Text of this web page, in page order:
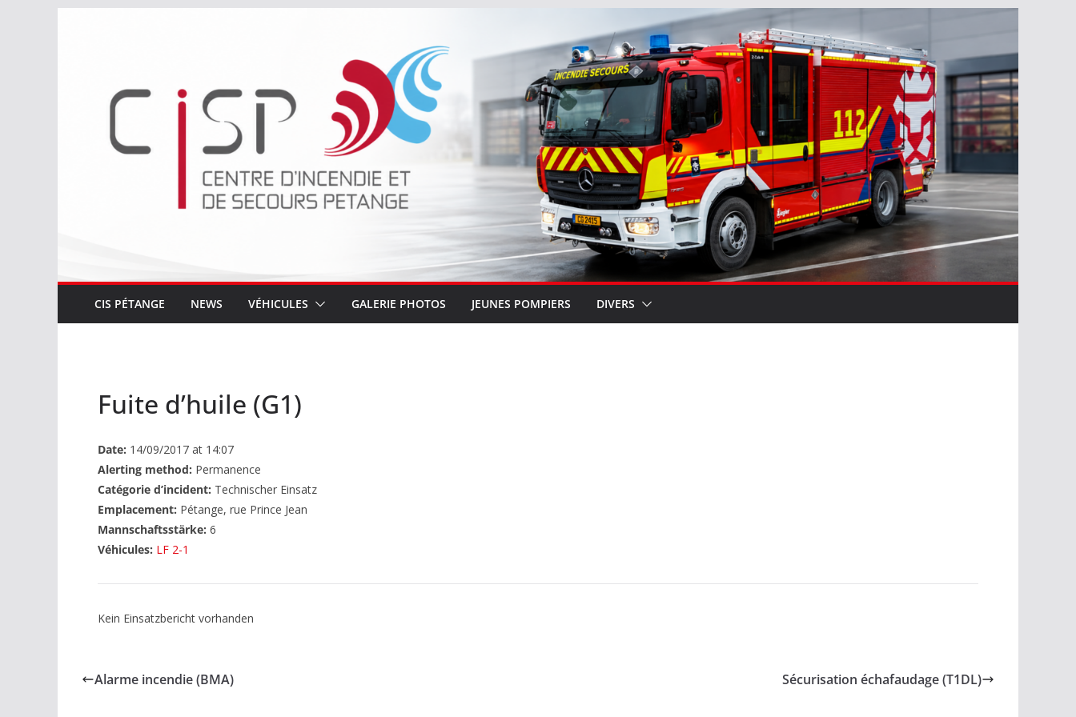
CIS PÉTANGE NEWS VÉHICULES GALERIE PHOTOS JEUNES POMPIERS DIVERS
Fuite d’huile (G1)
Date: 14/09/2017 at 14:07
Alerting method: Permanence
Catégorie d’incident: Technischer Einsatz
Emplacement: Pétange, rue Prince Jean
Mannschaftsstärke: 6
Véhicules: LF 2-1
Kein Einsatzbericht vorhanden
Alarme incendie (BMA) Sécurisation échafaudage (T1DL)